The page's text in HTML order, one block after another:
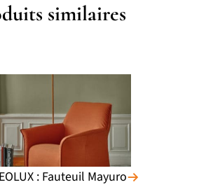
similaires
: Fauteuil Mayuro